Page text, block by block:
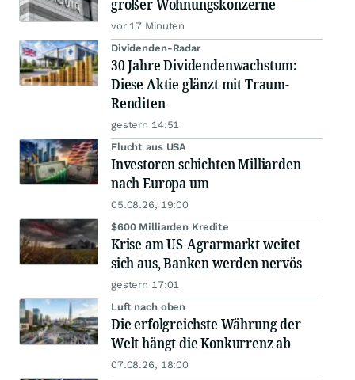
großer Wohnungskonzerne
vor 17 Minuten
Dividenden-Radar
30 Jahre Dividendenwachstum:
Diese Aktie glänzt mit Traum-
Renditen
gestern 14:51
Flucht aus USA
Investoren schichten Milliarden
nach Europa um
05.08.26, 19:00
$600 Milliarden Kredite
Krise am US-Agrarmarkt weitet
sich aus, Banken werden nervös
gestern 17:01
Luft nach oben
Die erfolgreichste Währung der
Welt hängt die Konkurrenz ab
07.08.26, 18:00